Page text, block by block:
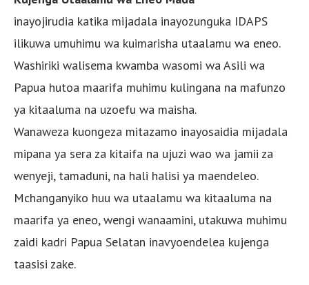
inayojirudia katika mijadala inayozunguka IDAPS
ilikuwa umuhimu wa kuimarisha utaalamu wa eneo.
Washiriki walisema kwamba wasomi wa Asili wa
Papua hutoa maarifa muhimu kulingana na mafunzo
ya kitaaluma na uzoefu wa maisha.
Wanaweza kuongeza mitazamo inayosaidia mijadala
mipana ya sera za kitaifa na ujuzi wao wa jamii za
wenyeji, tamaduni, na hali halisi ya maendeleo.
Mchanganyiko huu wa utaalamu wa kitaaluma na
maarifa ya eneo, wengi wanaamini, utakuwa muhimu
zaidi kadri Papua Selatan inavyoendelea kujenga
taasisi zake.